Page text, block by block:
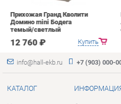
КАТАЛОГ
Коллекции
Зеркала
ИНФОРМАЦИЯ
О проекте
Дизайн